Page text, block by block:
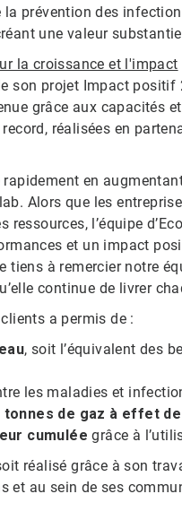
la prévention des
une valeur
la croissance et l'impact
son projet Impact
grâce aux capacités
réalisées en
en
Alors que les
l’équipe
et un impact
à remercier notre
continue de livrer
a permis de :
, soit l’équivalent des
les maladies et
de gaz à effet
cumulée grâce à
réalisé grâce à son
et au sein de ses